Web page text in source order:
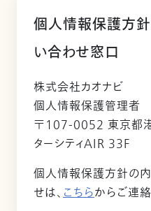
個人情報保護方
い合わせ窓口
株式会社カオナビ
個人情報保護管理者
〒107-0052 東京都
ターシティAIR 33F
個人情報保護方針の
せは、こちらからご連絡